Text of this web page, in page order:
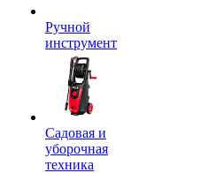
Ручной
инструмент
Садовая и
уборочная
техника